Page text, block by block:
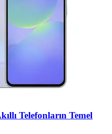
Telefonların Temel